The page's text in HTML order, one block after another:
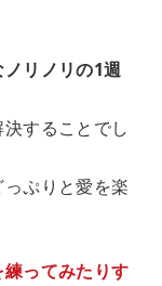
リノリの1週
することでし
ぷりと愛を楽
ってみたりす